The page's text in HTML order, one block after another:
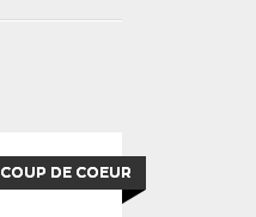
de Seto
vous invite à
ici,
vous y
Non
COUP DE COEUR